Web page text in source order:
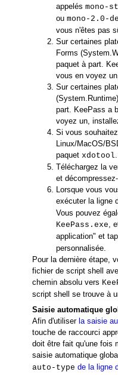
appelés mono-
ou mono-2.0-
vous n'êtes pas
Sur certaines
Forms
paquet à part.
vous en voyez
Sur certaines
part. KeePass a
voyez un,
Si vous
Linux/MacOS/
paquet xdotool.
Téléchargez la
et
Lorsque vous
exécuter la ligne
Vous pouvez
KeePass.exe,
application" et
personnalisée.
Pour la dernière étape,
fichier de script shell
chemin absolu vers
script shell se trouve à
Saisie automatique
Afin d'utiliser la saisie
touche de raccourci
doit être fait qu'une fois
saisie automatique
auto-type de la ligne